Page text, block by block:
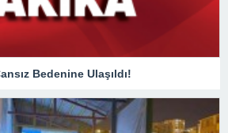
Bedenine Ulaşıldı!